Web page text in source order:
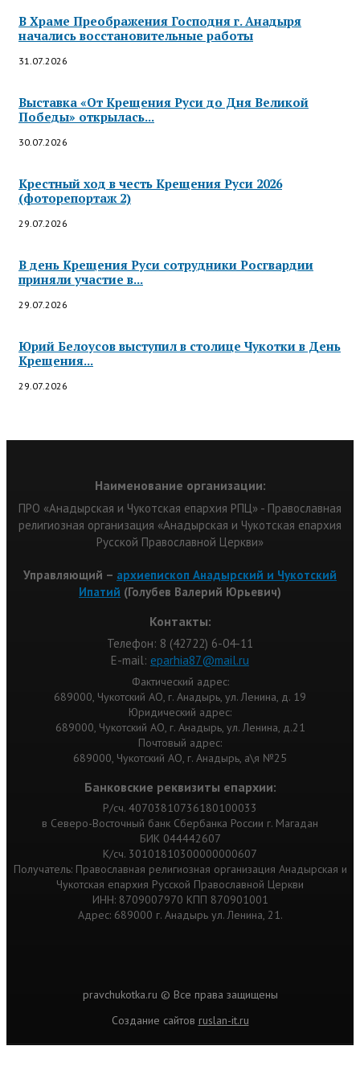
В Храме Преображения Господня г. Анадыря
начались восстановительные работы
31.07.2026
Выставка «От Крещения Руси до Дня Великой
Победы» открылась...
30.07.2026
Крестный ход в честь Крещения Руси 2026
(фоторепортаж 2)
29.07.2026
В день Крещения Руси сотрудники Росгвардии
приняли участие в...
29.07.2026
Юрий Белоусов выступил в столице Чукотки в День
Крещения...
29.07.2026
Наименование организации:
ПРО «Анадырская и Чукотская епархия РПЦ» - Православная
религиозная организация «Анадырская и Чукотская епархия
Русской Православной Церкви»
Управляющий – архиепископ Анадырский и Чукотский
Ипатий (Голубев Валерий Юрьевич)
Контакты:
Телефон: 8 (42722) 6-04-11
Е-mail: eparhia87@mail.ru
Фактический адрес:
689000, Чукотский АО, г. Анадырь, ул. Ленина, д. 19
Юридический адрес:
689000, Чукотский АО, г. Анадырь, ул. Ленина, д.21
Почтовый адрес:
689000, Чукотский АО, г. Анадырь, а\я №25
Банковские реквизиты епархии:
Р/сч. 40703810736180100033
в Северо-Восточный банк Сбербанка России г. Магадан
БИК 044442607
К/сч. 30101810300000000607
Получатель: Православная религиозная организация Анадырская и
Чукотская епархия Русской Православной Церкви
ИНН: 8709007970 КПП 870901001
Адрес: 689000 г. Анадырь ул. Ленина, 21.
pravchukotka.ru © Все права защищены
Cоздание сайтов ruslan-it.ru